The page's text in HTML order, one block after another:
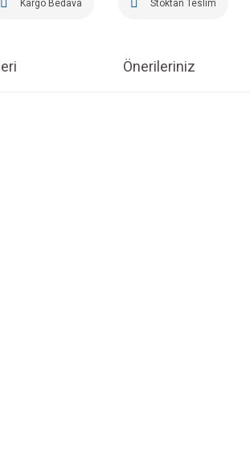
Kargo Bedava Stoktan Teslim
Önerileriniz